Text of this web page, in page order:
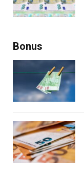
Bonus